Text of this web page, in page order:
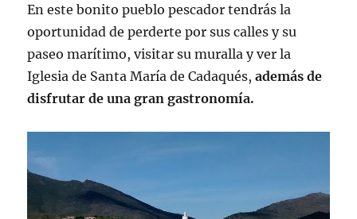
En este bonito pueblo pescador tendrás la
oportunidad de perderte por sus calles y su
paseo marítimo, visitar su muralla y ver la
Iglesia de Santa María de Cadaqués, además de
disfrutar de una gran gastronomía.